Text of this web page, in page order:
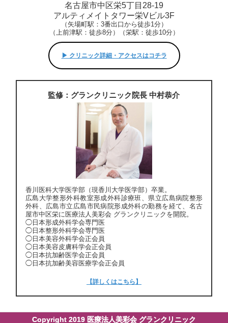
名古屋市中区栄5丁目28-19
アルティメイトタワー栄Vビル3F
（矢場町駅：3番出口から徒歩1分）
（上前津駅：徒歩8分）（栄駅：徒歩10分）
▶︎ クリニック詳細・アクセスはコチラ
監修：グランクリニック院長 中村恭介
香川医科大学医学部（現香川大学医学部）卒業。
広島大学整形外科教室形成外科診療班、県立広島病院整形
外科、広島市立広島市民病院形成外科の勤務を経て、名古
屋市中区栄に医療法人美彩会 グランクリニックを開院。
◯日本形成外科学会専門医
◯日本整形外科学会専門医
◯日本美容外科学会正会員
◯日本美容皮膚科学会正会員
◯日本抗加齢医学会正会員
◯日本抗加齢美容医療学会正会員
【詳しくはこちら】
Copyright 2019 医療法人美彩会 グランクリニック